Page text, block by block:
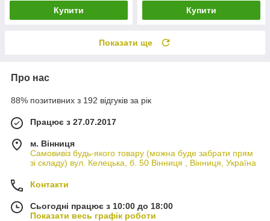
Купити Купити
Показати ще
Про нас
88% позитивних з 192 відгуків за рік
Працює з 27.07.2017
м. Вінниця
Самовивіз будь-якого товару (можна буде забрати прям
зі складу) вул. Келецька, б. 50 Вінниця , Вінниця, Україна
Контакти
Сьогодні працює з 10:00 до 18:00
Показати весь графік роботи